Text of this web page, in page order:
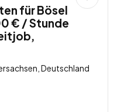
für Bösel
€ / Stunde
Deutschland